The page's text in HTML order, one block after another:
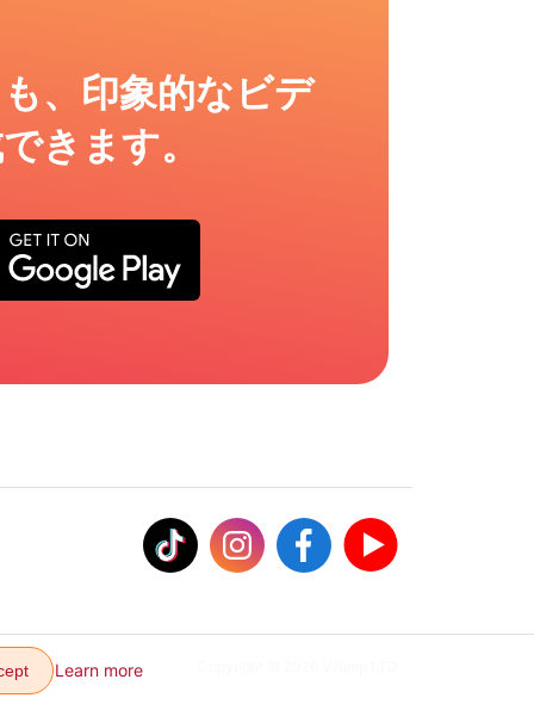
、印象的なビデ
きます。
Learn more